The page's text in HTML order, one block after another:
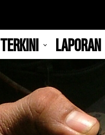
TERKINI LAPORAN